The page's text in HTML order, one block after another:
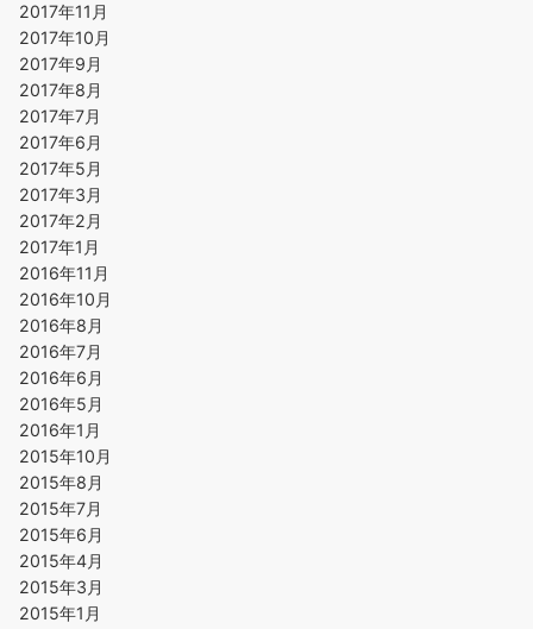
2017年11月
2017年10月
2017年9月
2017年8月
2017年7月
2017年6月
2017年5月
2017年3月
2017年2月
2017年1月
2016年11月
2016年10月
2016年8月
2016年7月
2016年6月
2016年5月
2016年1月
2015年10月
2015年8月
2015年7月
2015年6月
2015年4月
2015年3月
2015年1月